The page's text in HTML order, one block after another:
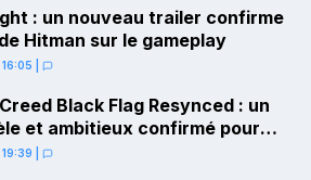
: un nouveau trailer confirme
Hitman sur le gameplay
Black Flag Resynced : un
et ambitieux confirmé pour